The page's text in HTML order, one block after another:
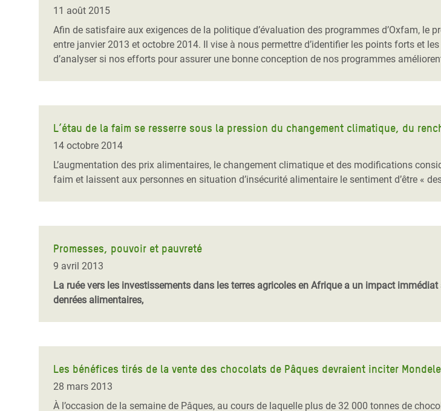
Conflits et Catastrophes
Inégalités Extrêmes et
Services Essentiels
Inequality and Rights in a
Gender, Rights, and Justice
Alimentaire en Afrique de
l’Est
Crise des Réfugié·es au
Crise en Syrie
#MonClimatMonAvenir
Mettons Fin à la Souffrance qui se Cache
Derrière notre Alimentation
Les Violences Faites aux Femmes et aux
11 août 2015
Afin de satisfaire aux exigences de la politique d’évaluation des programmes d’Oxfam, le
entre janvier 2013 et octobre 2014. Il vise à nous permettre d’identifier les points forts et
d’analyser si nos efforts pour assurer une bonne conception de nos programmes
L’étau de la faim se resserre sous la pression du changement climatique, du
14 octobre 2014
L’augmentation des prix alimentaires, le changement climatique et des modifications
faim et laissent aux personnes en situation d’insécurité alimentaire le sentiment d’être «
Promesses, pouvoir et pauvreté
9 avril 2013
La ruée vers les investissements dans les terres agricoles en Afrique a un impact
denrées alimentaires,
Les bénéfices tirés de la vente des chocolats de Pâques devraient inciter
28 mars 2013
À l’occasion de la semaine de Pâques, au cours de laquelle plus de 32 000 tonnes de